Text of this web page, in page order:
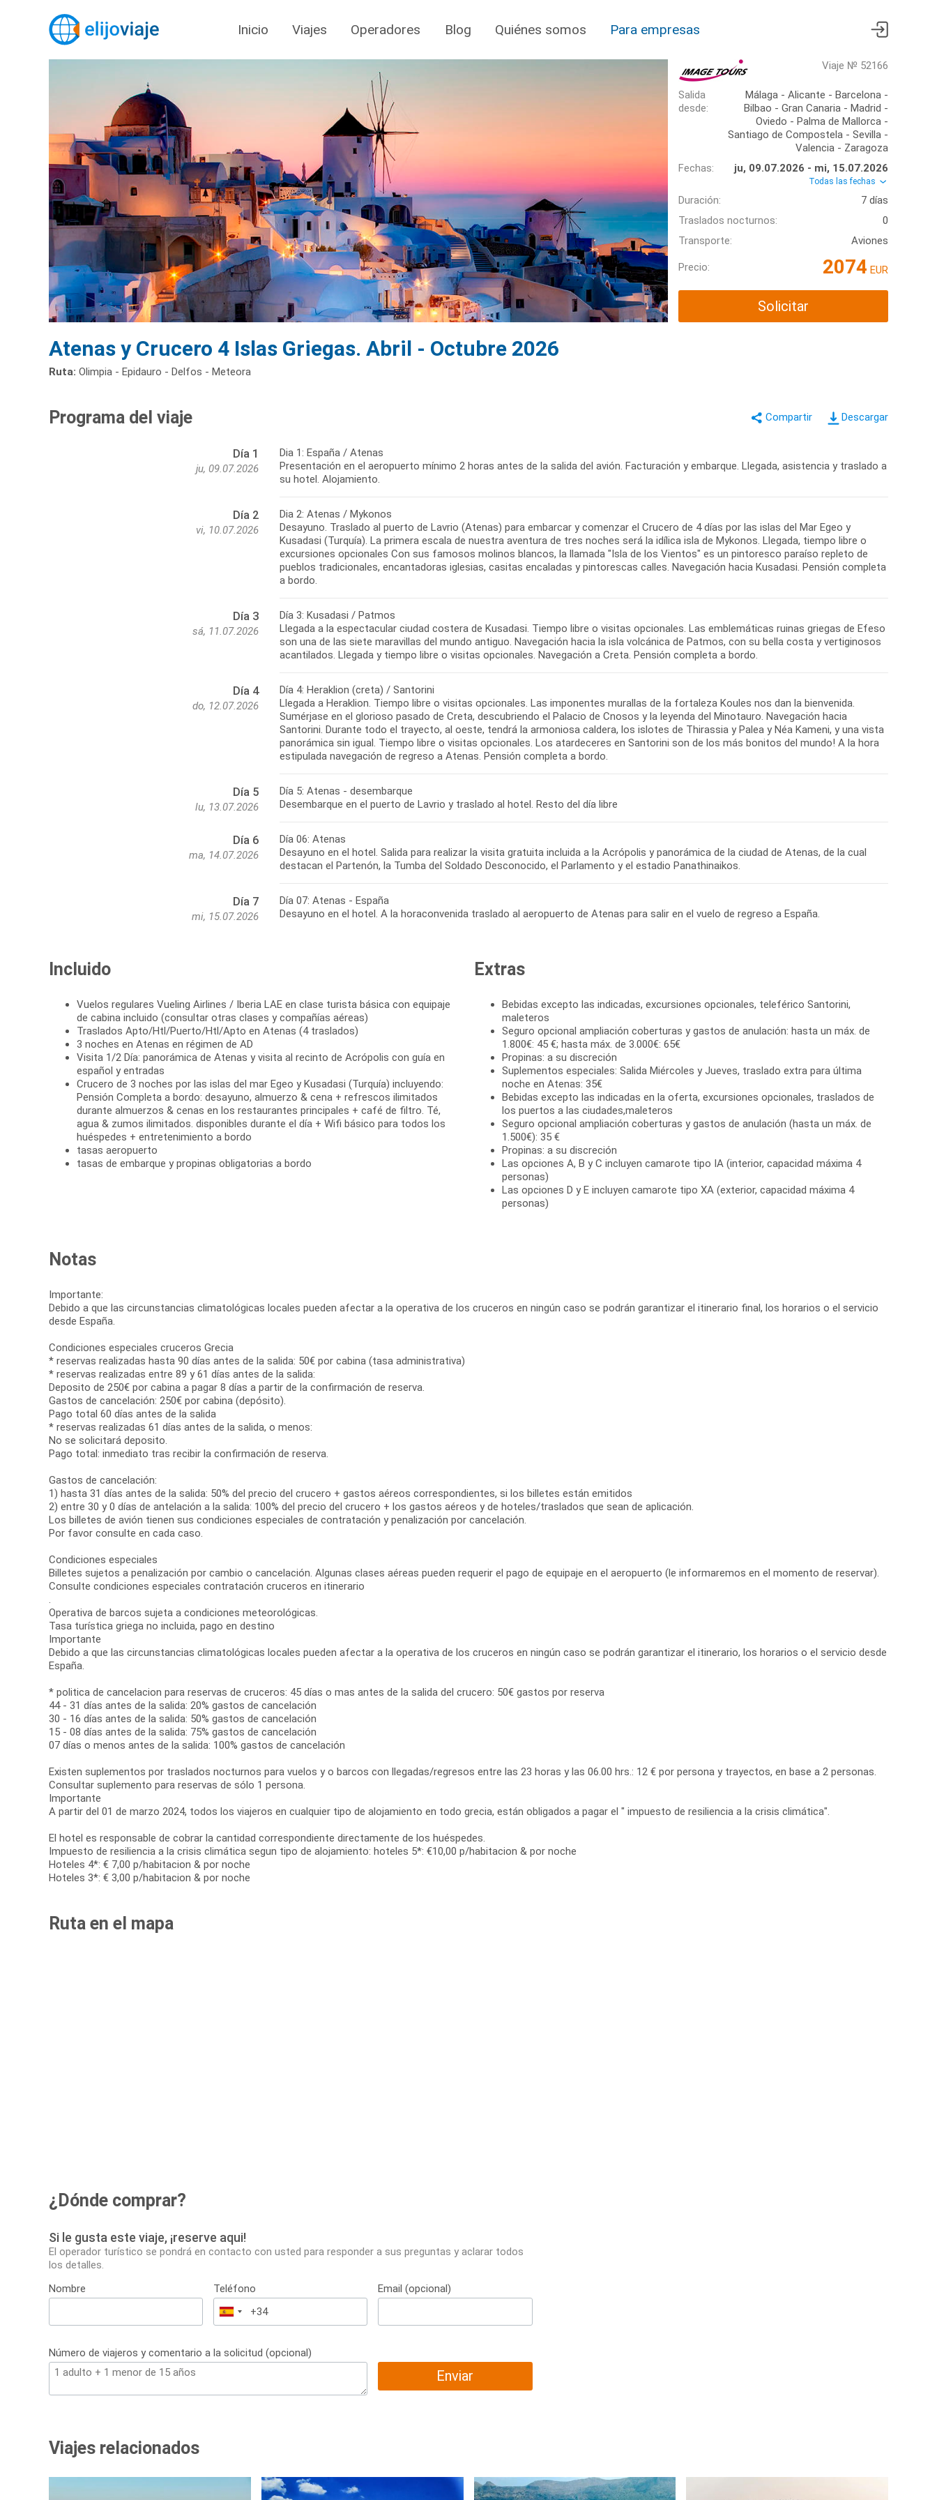
Inicio Viajes Operadores Blog Quiénes somos Para empresas
Viaje № 52166
Salida
desde:
Málaga - Alicante - Barcelona -
Bilbao - Gran Canaria - Madrid -
Oviedo - Palma de Mallorca -
Santiago de Compostela - Sevilla -
Valencia - Zaragoza
Fechas:
ju, 09.07.2026 - mi, 15.07.2026
Todas las fechas
Duración:
7 días
Traslados nocturnos:
0
Transporte:
Aviones
Precio: 2074 EUR
Solicitar
Atenas y Crucero 4 Islas Griegas. Abril - Octubre 2026
Ruta: Olimpia - Epidauro - Delfos - Meteora
Descargar
Programa del viaje
Día 1
ju, 09.07.2026
Dia 1: España / Atenas
Presentación en el aeropuerto mínimo 2 horas antes de la salida del avión. Facturación y embarque. Llegada, asistencia y traslado a
su hotel. Alojamiento.
Día 2
vi, 10.07.2026
Dia 2: Atenas / Mykonos
Desayuno. Traslado al puerto de Lavrio (Atenas) para embarcar y comenzar el Crucero de 4 días por las islas del Mar Egeo y
Kusadasi (Turquía). La primera escala de nuestra aventura de tres noches será la idílica isla de Mykonos. Llegada, tiempo libre o
excursiones opcionales Con sus famosos molinos blancos, la llamada "Isla de los Vientos" es un pintoresco paraíso repleto de
pueblos tradicionales, encantadoras iglesias, casitas encaladas y pintorescas calles. Navegación hacia Kusadasi. Pensión completa
a bordo.
Día 3
sá, 11.07.2026
Día 3: Kusadasi / Patmos
Llegada a la espectacular ciudad costera de Kusadasi. Tiempo libre o visitas opcionales. Las emblemáticas ruinas griegas de Efeso
son una de las siete maravillas del mundo antiguo. Navegación hacia la isla volcánica de Patmos, con su bella costa y vertiginosos
acantilados. Llegada y tiempo libre o visitas opcionales. Navegación a Creta. Pensión completa a bordo.
Día 4
do, 12.07.2026
Día 4: Heraklion (creta) / Santorini
Llegada a Heraklion. Tiempo libre o visitas opcionales. Las imponentes murallas de la fortaleza Koules nos dan la bienvenida.
Sumérjase en el glorioso pasado de Creta, descubriendo el Palacio de Cnosos y la leyenda del Minotauro. Navegación hacia
Santorini. Durante todo el trayecto, al oeste, tendrá la armoniosa caldera, los islotes de Thirassia y Palea y Néa Kameni, y una vista
panorámica sin igual. Tiempo libre o visitas opcionales. Los atardeceres en Santorini son de los más bonitos del mundo! A la hora
estipulada navegación de regreso a Atenas. Pensión completa a bordo.
Día 5
lu, 13.07.2026
Día 5: Atenas - desembarque
Desembarque en el puerto de Lavrio y traslado al hotel. Resto del día libre
Día 6
ma, 14.07.2026
Día 06: Atenas
Desayuno en el hotel. Salida para realizar la visita gratuita incluida a la Acrópolis y panorámica de la ciudad de Atenas, de la cual
destacan el Partenón, la Tumba del Soldado Desconocido, el Parlamento y el estadio Panathinaikos.
Día 7
mi, 15.07.2026
Día 07: Atenas - España
Desayuno en el hotel. A la horaconvenida traslado al aeropuerto de Atenas para salir en el vuelo de regreso a España.
Incluido
Vuelos regulares Vueling Airlines / Iberia LAE en clase turista básica con equipaje
de cabina incluido (consultar otras clases y compañías aéreas)
Traslados Apto/Htl/Puerto/Htl/Apto en Atenas (4 traslados)
3 noches en Atenas en régimen de AD
Visita 1/2 Día: panorámica de Atenas y visita al recinto de Acrópolis con guía en
español y entradas
Crucero de 3 noches por las islas del mar Egeo y Kusadasi (Turquía) incluyendo:
Pensión Completa a bordo: desayuno, almuerzo & cena + refrescos ilimitados
durante almuerzos & cenas en los restaurantes principales + café de filtro. Té,
agua & zumos ilimitados. disponibles durante el día + Wifi básico para todos los
huéspedes + entretenimiento a bordo
tasas aeropuerto
tasas de embarque y propinas obligatorias a bordo
Extras
Bebidas excepto las indicadas, excursiones opcionales, teleférico Santorini,
maleteros
Seguro opcional ampliación coberturas y gastos de anulación: hasta un máx. de
1.800€: 45 €; hasta máx. de 3.000€: 65€
Propinas: a su discreción
Suplementos especiales: Salida Miércoles y Jueves, traslado extra para última
noche en Atenas: 35€
Bebidas excepto las indicadas en la oferta, excursiones opcionales, traslados de
los puertos a las ciudades,maleteros
Seguro opcional ampliación coberturas y gastos de anulación (hasta un máx. de
1.500€): 35 €
Propinas: a su discreción
Las opciones A, B y C incluyen camarote tipo IA (interior, capacidad máxima 4
personas)
Las opciones D y E incluyen camarote tipo XA (exterior, capacidad máxima 4
personas)
Notas
Importante:
Debido a que las circunstancias climatológicas locales pueden afectar a la operativa de los cruceros en ningún caso se podrán garantizar el itinerario final, los horarios o el servicio
desde España.
Condiciones especiales cruceros Grecia
* reservas realizadas hasta 90 días antes de la salida: 50€ por cabina (tasa administrativa)
* reservas realizadas entre 89 y 61 días antes de la salida:
Deposito de 250€ por cabina a pagar 8 días a partir de la confirmación de reserva.
Gastos de cancelación: 250€ por cabina (depósito).
Pago total 60 días antes de la salida
* reservas realizadas 61 días antes de la salida, o menos:
No se solicitará deposito.
Pago total: inmediato tras recibir la confirmación de reserva.
Gastos de cancelación:
1) hasta 31 días antes de la salida: 50% del precio del crucero + gastos aéreos correspondientes, si los billetes están emitidos
2) entre 30 y 0 días de antelación a la salida: 100% del precio del crucero + los gastos aéreos y de hoteles/traslados que sean de aplicación.
Los billetes de avión tienen sus condiciones especiales de contratación y penalización por cancelación.
Por favor consulte en cada caso.
Condiciones especiales
Billetes sujetos a penalización por cambio o cancelación. Algunas clases aéreas pueden requerir el pago de equipaje en el aeropuerto (le informaremos en el momento de reservar).
Consulte condiciones especiales contratación cruceros en itinerario
.
Operativa de barcos sujeta a condiciones meteorológicas.
Tasa turística griega no incluida, pago en destino
Importante
Debido a que las circunstancias climatológicas locales pueden afectar a la operativa de los cruceros en ningún caso se podrán garantizar el itinerario, los horarios o el servicio desde
España.
* politica de cancelacion para reservas de cruceros: 45 días o mas antes de la salida del crucero: 50€ gastos por reserva
44 - 31 días antes de la salida: 20% gastos de cancelación
30 - 16 días antes de la salida: 50% gastos de cancelación
15 - 08 días antes de la salida: 75% gastos de cancelación
07 días o menos antes de la salida: 100% gastos de cancelación
Existen suplementos por traslados nocturnos para vuelos y o barcos con llegadas/regresos entre las 23 horas y las 06.00 hrs.: 12 € por persona y trayectos, en base a 2 personas.
Consultar suplemento para reservas de sólo 1 persona.
Importante
A partir del 01 de marzo 2024, todos los viajeros en cualquier tipo de alojamiento en todo grecia, están obligados a pagar el " impuesto de resiliencia a la crisis climática".
El hotel es responsable de cobrar la cantidad correspondiente directamente de los huéspedes.
Impuesto de resiliencia a la crisis climática segun tipo de alojamiento: hoteles 5*: €10,00 p/habitacion & por noche
Hoteles 4*: € 7,00 p/habitacion & por noche
Hoteles 3*: € 3,00 p/habitacion & por noche
Ruta en el mapa
¿Dónde comprar?
Si le gusta este viaje, ¡reserve aqui!
El operador turístico se pondrá en contacto con usted para responder a sus preguntas y aclarar todos
los detalles.
Nombre
Teléfono
España
+34
Email (opcional)
Número de viajeros y comentario a la solicitud (opcional)
Enviar
Viajes relacionados